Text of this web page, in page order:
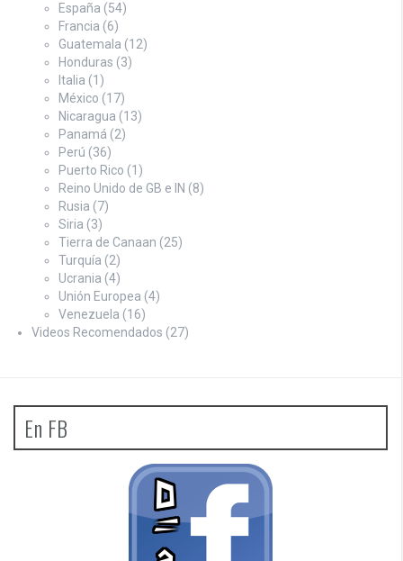
España (54)
Francia (6)
Guatemala (12)
Honduras (3)
Italia (1)
México (17)
Nicaragua (13)
Panamá (2)
Perú (36)
Puerto Rico (1)
Reino Unido de GB e IN (8)
Rusia (7)
Siria (3)
Tierra de Canaan (25)
Turquía (2)
Ucrania (4)
Unión Europea (4)
Venezuela (16)
Videos Recomendados (27)
En FB